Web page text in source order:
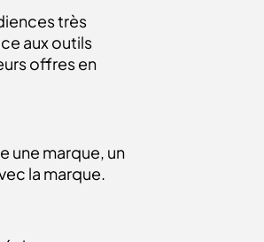
très
aux outils
offres en
une marque, un
la marque.